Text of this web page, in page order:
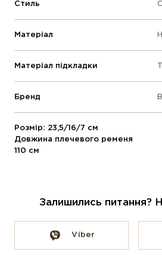
Стиль
Матеріал
Матеріал підкладки
Бренд
Розмір: 23,5/16/7 см
Довжина плечевого ременя
110 см
Залишились питання?
Viber